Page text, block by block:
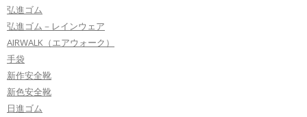
弘進ゴム
弘進ゴム－レインウェア
AIRWALK（エアウォーク）
手袋
新作安全靴
新色安全靴
日進ゴム